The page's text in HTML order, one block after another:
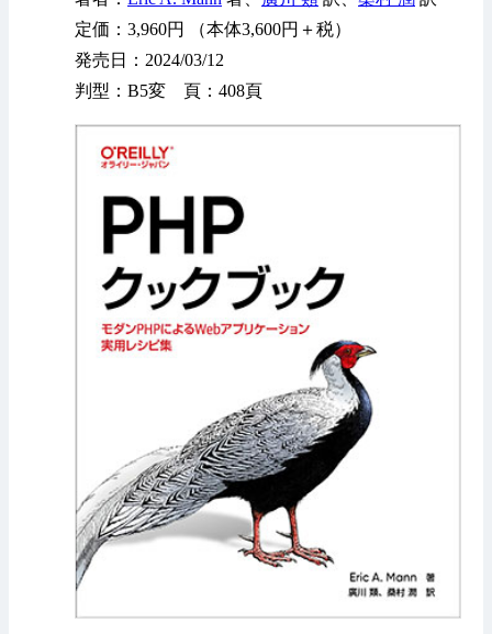
定価：3,960円 （本体3,600円＋税）
発売日：2024/03/12
判型：B5変 頁：408頁